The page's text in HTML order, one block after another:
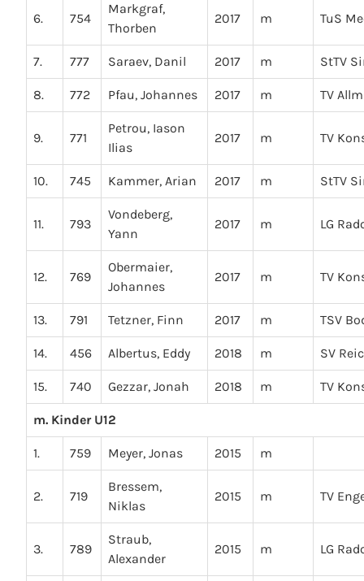
6. 754
Markgraf,
Thorben
2017 m TuS
7. 777 Saraev, Danil 2017 m StTV
8. 772 Pfau, Johannes 2017 m TV
9. 771
Petrou, Iason
Ilias
2017 m TV
10. 745 Kammer, Arian 2017 m StTV
11. 793
Vondeberg,
Yann
2017 m LG
12. 769
Obermaier,
Johannes
2017 m TV
13. 791 Tetzner, Finn 2017 m TSV
14. 456 Albertus, Eddy 2018 m SV
15. 740 Gezzar, Jonah 2018 m TV
m. Kinder U12
1. 759 Meyer, Jonas 2015 m
2. 719
Bressem,
Niklas
2015 m TV
3. 789
Straub,
Alexander
2015 m LG